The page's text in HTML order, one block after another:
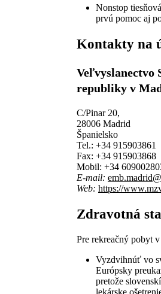
Nonstop
prvú pomoc aj
Kontakty na
Veľvyslanectvo
republiky v
C/Pinar 20,
28006 Madrid
Španielsko
Tel.: +34 915903861
Fax: +34 915903868
Mobil: +34
E-mail:
Web: https://
Zdravotná
Pre rekreačný pobyt
Vyzdvihnúť vo
Európsky
pretože
lekárske